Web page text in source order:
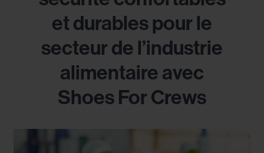
et durables pour le
secteur de l’industrie
alimentaire avec
Shoes For Crews